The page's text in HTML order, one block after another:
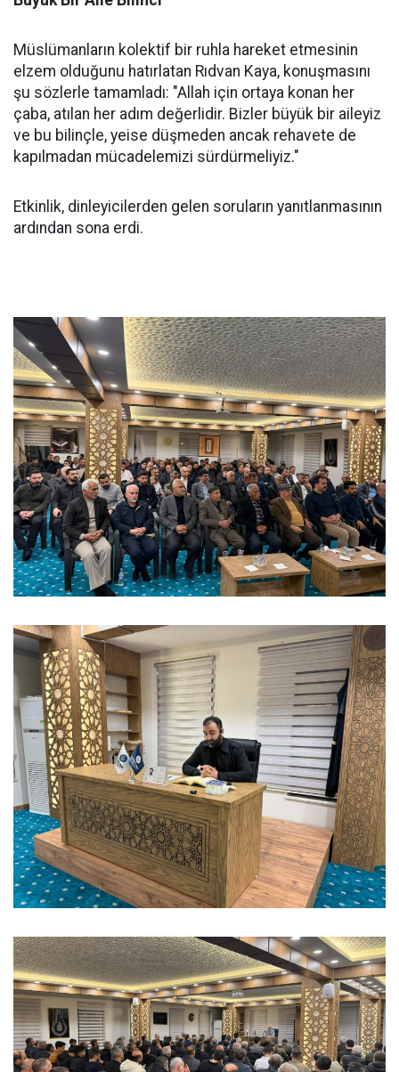
Müslümanların kolektif bir ruhla hareket etmesinin
elzem olduğunu hatırlatan Rıdvan Kaya, konuşmasını
şu sözlerle tamamladı: "Allah için ortaya konan her
çaba, atılan her adım değerlidir. Bizler büyük bir aileyiz
ve bu bilinçle, yeise düşmeden ancak rehavete de
kapılmadan mücadelemizi sürdürmeliyiz."
Etkinlik, dinleyicilerden gelen soruların yanıtlanmasının
ardından sona erdi.